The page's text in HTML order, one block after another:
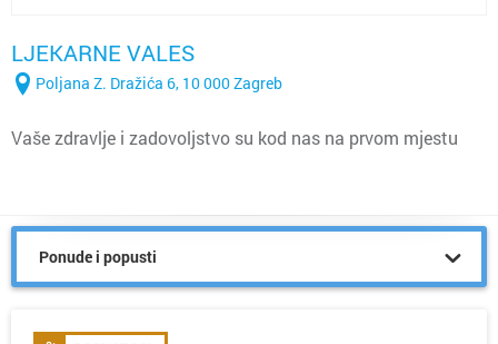
LJEKARNE VALES
Poljana Z. Dražića 6, 10 000 Zagreb
Vaše zdravlje i zadovoljstvo su kod nas na prvom mjestu
Ponude i popusti